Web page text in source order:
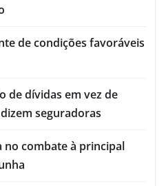
de condições favoráveis
de dívidas em vez de
seguradoras
no combate à principal